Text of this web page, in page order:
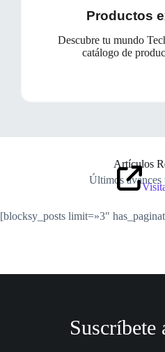
Productos
Descubre tu mundo
catálogo de
Artículos
Últimos avances
[blocksy_posts limit=»3″
Suscríbete